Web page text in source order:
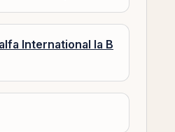
International la B